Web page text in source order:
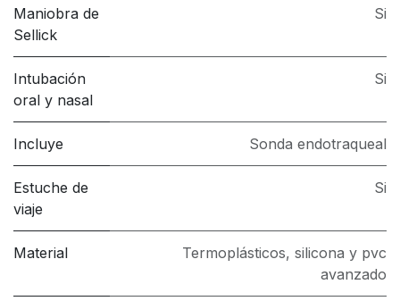
Maniobra de
Sellick
Si
Intubación
oral y nasal
Si
Incluye Sonda endotraqueal
Estuche de
viaje
Si
Material
Termoplásticos, silicona y pvc
avanzado